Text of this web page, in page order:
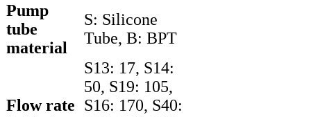
Pump
tube
material
S: Silicone
Tube, B: BPT
Flow rate
S13: 17, S14:
50, S19: 105,
S16: 170, S40: